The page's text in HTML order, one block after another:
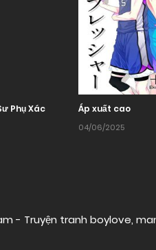
Phụ Xác
Áp xuất cao
04/06/2025
- Truyện tranh boylove,